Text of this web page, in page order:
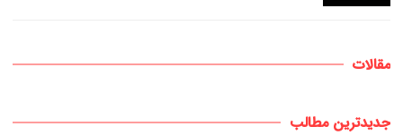
مقالات
جدیدترین مطالب